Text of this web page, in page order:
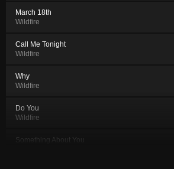
March 18th
Wildfire
Call Me Tonight
Wildfire
Why
Wildfire
Do You
Wildfire
Something About You